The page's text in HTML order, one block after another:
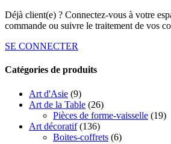
Déjà client(e) ? Connectez-vous à votre
commande ou suivre le traitement de vos
SE CONNECTER
Catégories de produits
Art d'Asie (9)
Art de la Table (26)
Pièces de forme-vaisselle (19)
Art décoratif (136)
Boites-coffrets (6)